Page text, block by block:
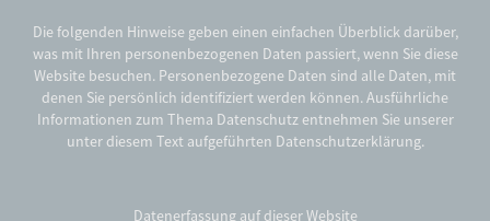
Die folgenden Hinweise geben einen einfachen Überblick darüber,
was mit Ihren personenbezogenen Daten passiert, wenn Sie diese
Website besuchen. Personenbezogene Daten sind alle Daten, mit
denen Sie persönlich identifiziert werden können. Ausführliche
Informationen zum Thema Datenschutz entnehmen Sie unserer
unter diesem Text aufgeführten Datenschutzerklärung.
Datenerfassung auf dieser Website